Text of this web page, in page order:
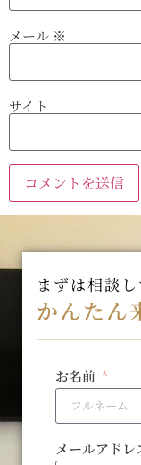
メール ※
サイト
まずは相談
かんたん
お名前
メールアドレ